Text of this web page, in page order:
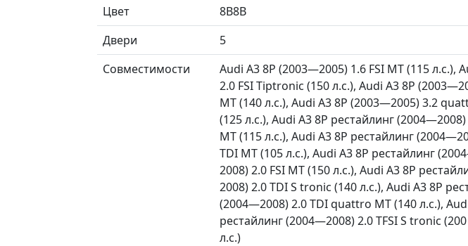
Цвет
8B8B
Двери
5
Совместимости
Audi A3 8P (2003—2005) 1.6 FSI MT (115 л.с.),
2.0 FSI Tiptronic (150 л.с.), Audi A3 8P
MT (140 л.с.), Audi A3 8P (2003—2005) 3.2
(125 л.с.), Audi A3 8P рестайлинг
MT (115 л.с.), Audi A3 8P рестайлинг
TDI MT (105 л.с.), Audi A3 8P рестайлинг
2008) 2.0 FSI MT (150 л.с.), Audi A3 8P
2008) 2.0 TDI S tronic (140 л.с.), Audi A3 8P
(2004—2008) 2.0 TDI quattro MT (140 л.с.),
рестайлинг (2004—2008) 2.0 TFSI S tronic
л.с.)